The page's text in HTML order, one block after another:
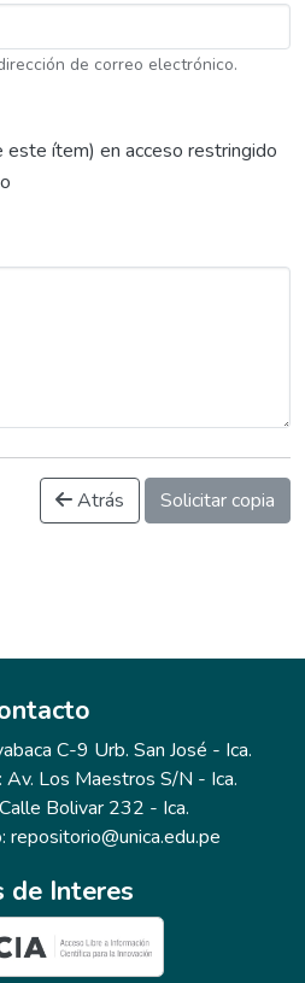
de correo electrónico.
ítem) en acceso restringido
Atrás Solicitar copia
C-9 Urb. San José - Ica.
Av. Los Maestros S/N - Ica.
Bolivar 232 - Ica.
repositorio@unica.edu.pe
de Interes